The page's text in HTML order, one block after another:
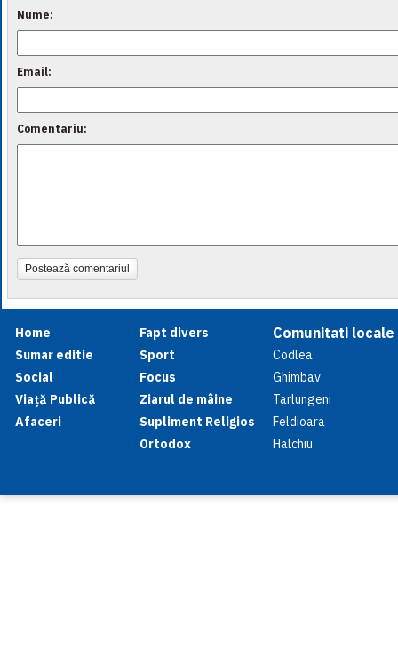
Nume:
Email:
Comentariu:
Postează comentariul
Home
Sumar editie
Social
Viață Publică
Afaceri
Fapt divers
Sport
Focus
Ziarul de mâine
Supliment Religios
Ortodox
Comunitati locale
Codlea
Ghimbav
Tarlungeni
Feldioara
Halchiu